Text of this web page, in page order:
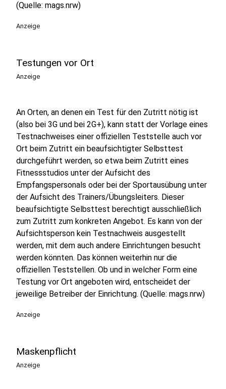
(Quelle: mags.nrw)
Anzeige
Testungen vor Ort
Anzeige
An Orten, an denen ein Test für den Zutritt nötig ist
(also bei 3G und bei 2G+), kann statt der Vorlage eines
Testnachweises einer offiziellen Teststelle auch vor
Ort beim Zutritt ein beaufsichtigter Selbsttest
durchgeführt werden, so etwa beim Zutritt eines
Fitnessstudios unter der Aufsicht des
Empfangspersonals oder bei der Sportausübung unter
der Aufsicht des Trainers/Übungsleiters. Dieser
beaufsichtigte Selbsttest berechtigt ausschließlich
zum Zutritt zum konkreten Angebot. Es kann von der
Aufsichtsperson kein Testnachweis ausgestellt
werden, mit dem auch andere Einrichtungen besucht
werden könnten. Das können weiterhin nur die
offiziellen Teststellen. Ob und in welcher Form eine
Testung vor Ort angeboten wird, entscheidet der
jeweilige Betreiber der Einrichtung. (Quelle: mags.nrw)
Anzeige
Maskenpflicht
Anzeige